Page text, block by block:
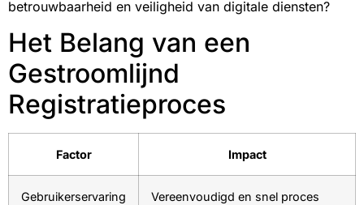
betrouwbaarheid en veiligheid van digitale diensten?
Het Belang van een
Gestroomlijnd
Registratieproces
Factor Impact
Gebruikerservaring
Vereenvoudigd en snel proces